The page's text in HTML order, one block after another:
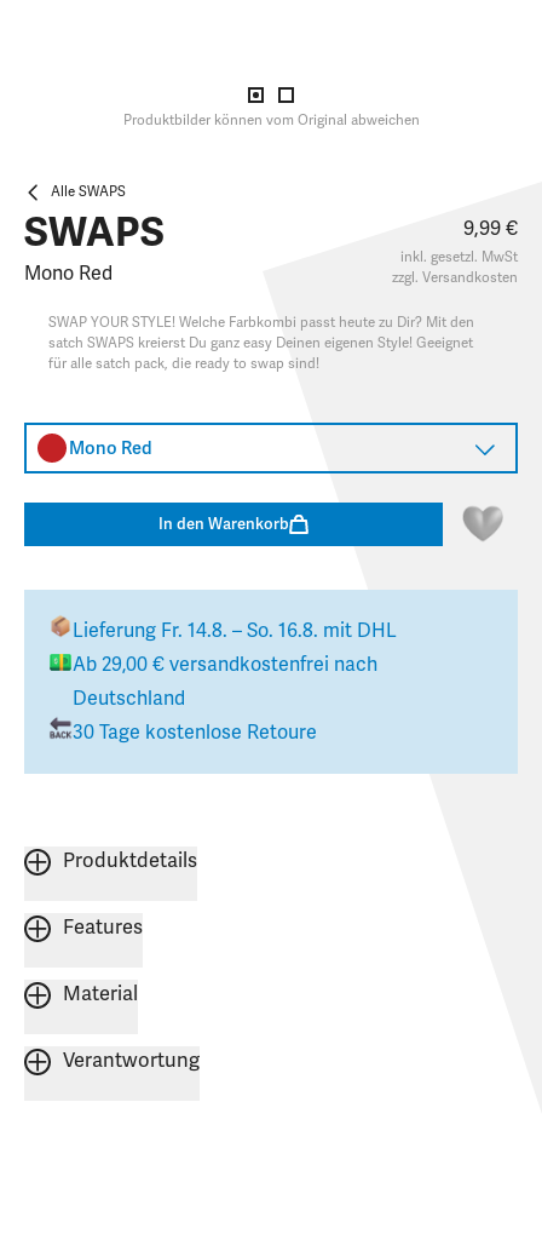
Produktbilder können vom Original abweichen
Alle SWAPS
SWAPS
Mono Red
9,99 €
inkl. gesetzl. MwSt
zzgl. Versandkosten
SWAP YOUR STYLE! Welche Farbkombi passt heute zu Dir? Mit den
satch SWAPS kreierst Du ganz easy Deinen eigenen Style! Geeignet
für alle satch pack, die ready to swap sind!
Mono Red
In den Warenkorb
Lieferung Fr. 14.8. – So. 16.8. mit DHL
Ab 29,00 € versandkostenfrei nach
Deutschland
30 Tage kostenlose Retoure
Produktdetails
Features
Material
Verantwortung